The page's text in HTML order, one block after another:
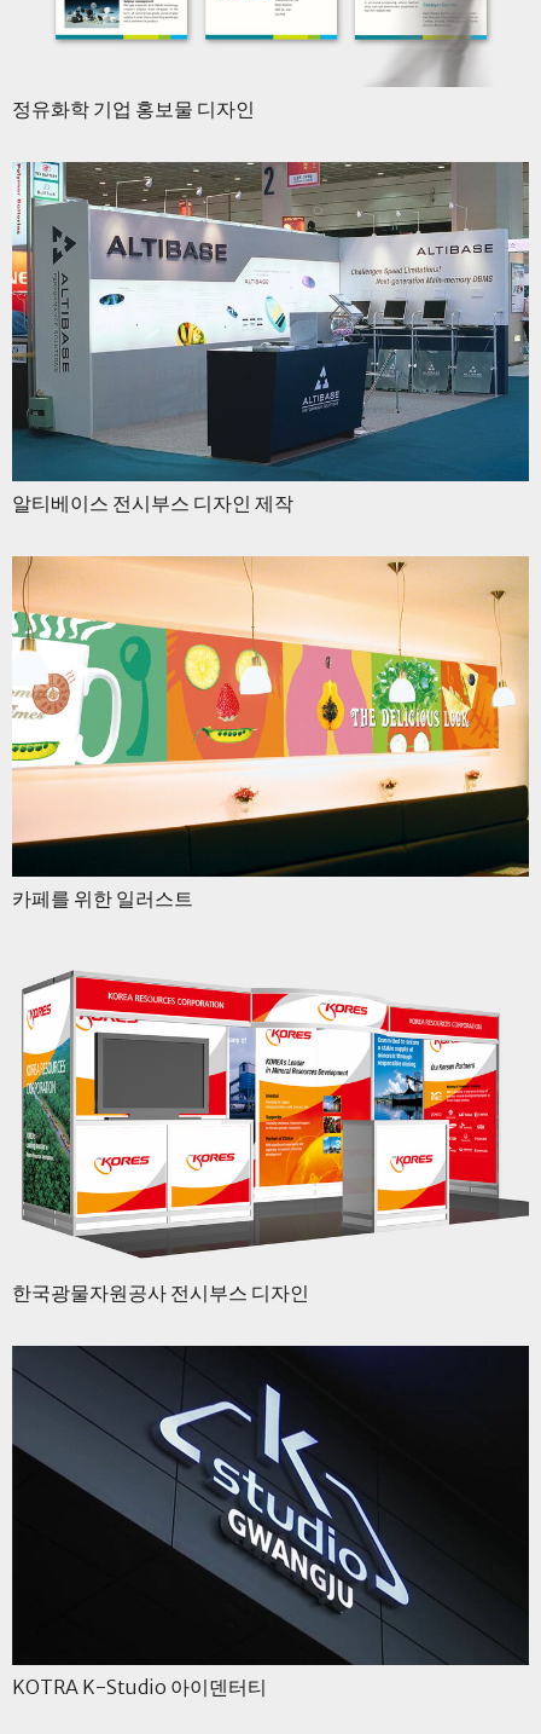
정유화학 기업 홍보물 디자인
알티베이스 전시부스 디자인 제작
카페를 위한 일러스트
한국광물자원공사 전시부스 디자인
KOTRA K-Studio 아이덴터티